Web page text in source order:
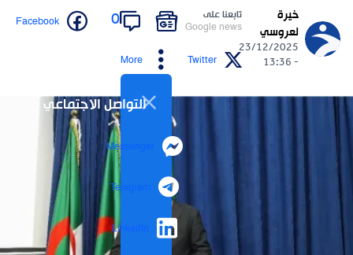
خيرة
لعروسي
23/12/2025
- 13:36
تابعنا على
Google news
0
Facebook
Twitter
More
التواصل الاجتماعي
Messenger
Telegram
LinkedIn